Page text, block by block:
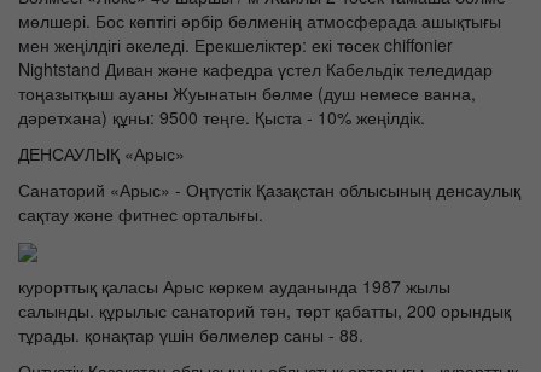
мөлшері. Бос көптігі әрбір бөлменің атмосферада ашықтығы
мен жеңілдігі әкеледі. Ерекшеліктер: екі төсек chiffonier
Nightstand Диван және кафедра үстел Кабельдік теледидар
тоңазытқыш ауаны Жуынатын бөлме (душ немесе ванна,
дәретхана) құны: 9500 теңге. Қыста - 10% жеңілдік.
ДЕНСАУЛЫҚ «Арыс»
Санаторий «Арыс» - Оңтүстік Қазақстан облысының денсаулық
сақтау және фитнес орталығы.
курорттық қаласы Арыс көркем ауданында 1987 жылы
салынды. құрылыс санаторий тән, төрт қабатты, 200 орындық
тұрады. қонақтар үшін бөлмелер саны - 88.